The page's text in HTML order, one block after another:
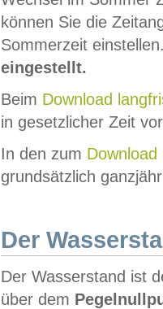
können Sie die
Sommerzeit
eingestellt.
Beim Download
in gesetzlicher Zeit
In den zum Download
grundsätzlich
Der
Der Wasserstand ist
über dem